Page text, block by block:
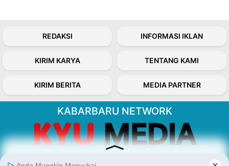
REDAKSI INFORMASI IKLAN
KIRIM KARYA TENTANG KAMI
KIRIM BERITA MEDIA PARTNER
KABARBARU NETWORK